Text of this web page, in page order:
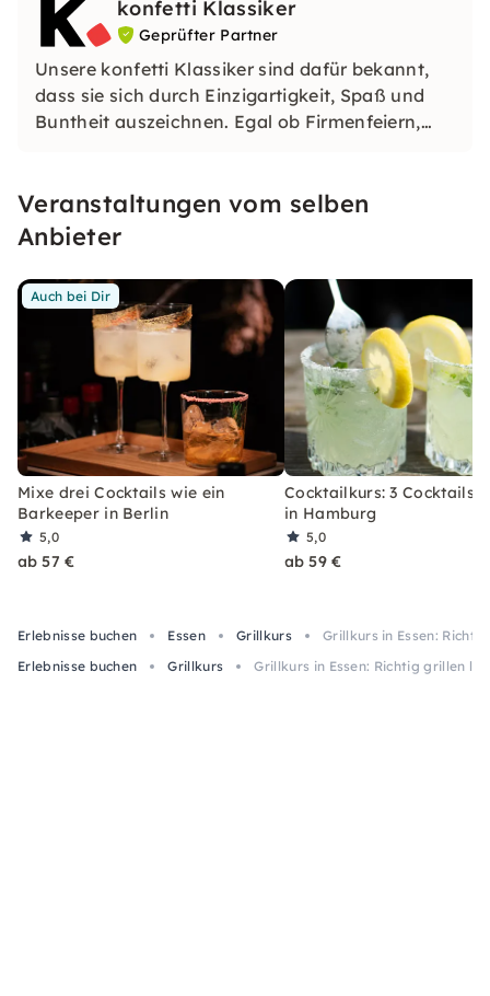
konfetti Klassiker
Geprüfter Partner
Unsere konfetti Klassiker sind dafür bekannt,
dass sie sich durch Einzigartigkeit, Spaß und
Buntheit auszeichnen. Egal ob Firmenfeiern,
erleben, welches Du so schnell nicht vergessen
wirst.
Veranstaltungen vom selben
Anbieter
Auch bei Dir
Mixe drei Cocktails wie ein
Barkeeper in Berlin
5,0
ab 57 €
Cocktailkurs: 3 Cocktails
in Hamburg
5,0
ab 59 €
Erlebnisse buchen Essen Grillkurs
Grillkurs in Essen:
Erlebnisse buchen
Grillkurs Grillkurs in Essen: Richtig grillen